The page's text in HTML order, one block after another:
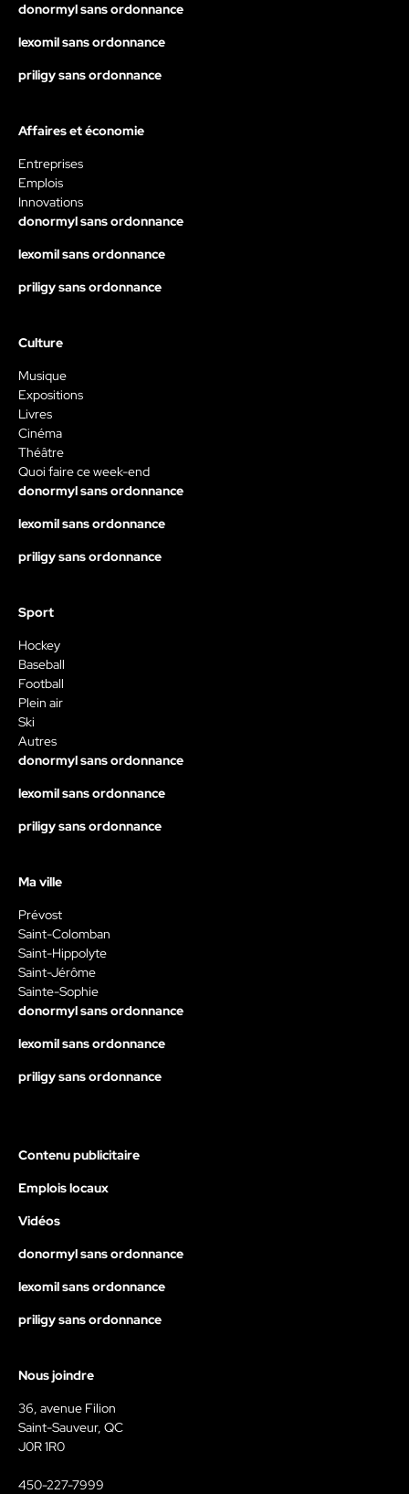
donormyl sans ordonnance
lexomil sans ordonnance
priligy sans ordonnance
Affaires et économie
Entreprises
Emplois
Innovations
donormyl sans ordonnance
lexomil sans ordonnance
priligy sans ordonnance
Culture
Musique
Expositions
Livres
Cinéma
Théâtre
Quoi faire ce week-end
donormyl sans ordonnance
lexomil sans ordonnance
priligy sans ordonnance
Sport
Hockey
Baseball
Football
Plein air
Ski
Autres
donormyl sans ordonnance
lexomil sans ordonnance
priligy sans ordonnance
Ma ville
Prévost
Saint-Colomban
Saint-Hippolyte
Saint-Jérôme
Sainte-Sophie
donormyl sans ordonnance
lexomil sans ordonnance
priligy sans ordonnance
Contenu publicitaire
Emplois locaux
Vidéos
donormyl sans ordonnance
lexomil sans ordonnance
priligy sans ordonnance
Nous joindre
36, avenue Filion
Saint-Sauveur, QC
J0R 1R0
450-227-7999